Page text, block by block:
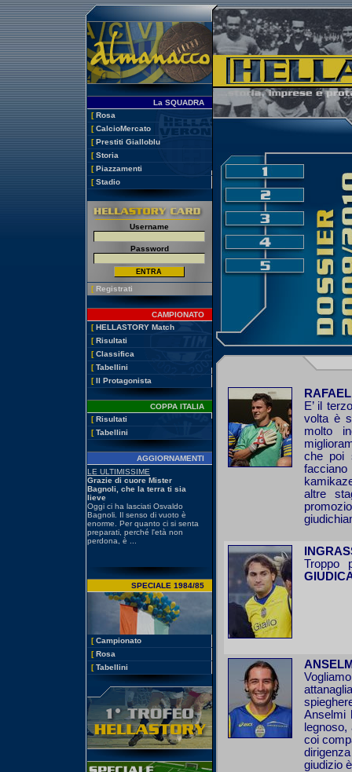
La SQUADRA
[ Rosa
[ CalcioMercato
[ Prestiti Gialloblu
[ Storia
[ Piazzamenti
[ Stadio
Username
Password
[ Registrati
CAMPIONATO
[ HELLASTORY Match
[ Risultati
[ Classifica
[ Tabellini
[ Il Protagonista
COPPA ITALIA
[ Risultati
[ Tabellini
AGGIORNAMENTI
SPECIALE 1984/85
[ Campionato
[ Rosa
[ Tabellini
E’ il
volta è
molto
che poi
altre
Troppo
Anselmi
coi
giudizio